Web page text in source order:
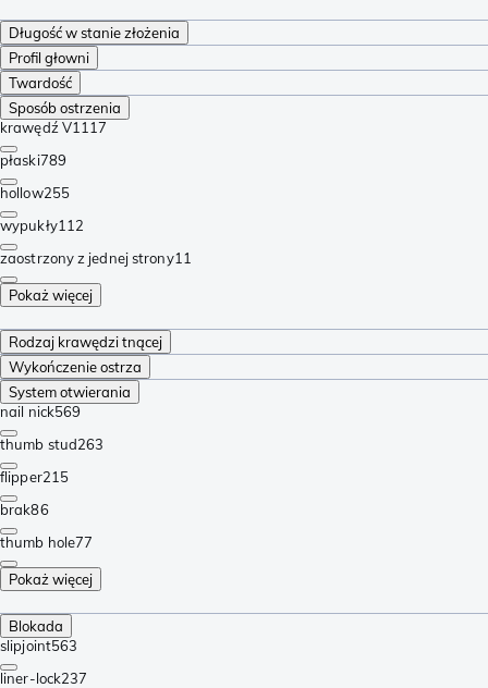
Długość w stanie złożenia
Profil głowni
Twardość
Sposób ostrzenia
krawędź V1117
płaski789
hollow255
wypukły112
zaostrzony z jednej strony11
Pokaż więcej
Rodzaj krawędzi tnącej
Wykończenie ostrza
System otwierania
nail nick569
thumb stud263
flipper215
brak86
thumb hole77
Pokaż więcej
Blokada
slipjoint563
liner-lock237